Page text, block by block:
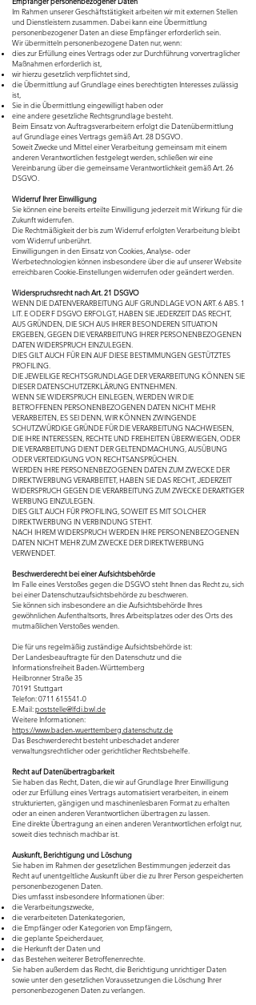
Im Rahmen unserer Geschäftstätigkeit arbeiten wir mit externen Stellen
und Dienstleistern zusammen. Dabei kann eine Übermittlung
personenbezogener Daten an diese Empfänger erforderlich sein.
Wir übermitteln personenbezogene Daten nur, wenn:
dies zur Erfüllung eines Vertrags oder zur Durchführung vorvertraglicher
Maßnahmen erforderlich ist,
wir hierzu gesetzlich verpflichtet sind,
die Übermittlung auf Grundlage eines berechtigten Interesses zulässig
ist,
Sie in die Übermittlung eingewilligt haben oder
eine andere gesetzliche Rechtsgrundlage besteht.
Beim Einsatz von Auftragsverarbeitern erfolgt die Datenübermittlung
auf Grundlage eines Vertrags gemäß Art. 28 DSGVO.
Soweit Zwecke und Mittel einer Verarbeitung gemeinsam mit einem
anderen Verantwortlichen festgelegt werden, schließen wir eine
Vereinbarung über die gemeinsame Verantwortlichkeit gemäß Art. 26
DSGVO.
Widerruf Ihrer Einwilligung
Sie können eine bereits erteilte Einwilligung jederzeit mit Wirkung für die
Zukunft widerrufen.
Die Rechtmäßigkeit der bis zum Widerruf erfolgten Verarbeitung bleibt
vom Widerruf unberührt.
Einwilligungen in den Einsatz von Cookies, Analyse- oder
Werbetechnologien können insbesondere über die auf unserer Website
erreichbaren Cookie-Einstellungen widerrufen oder geändert werden.
Widerspruchsrecht nach Art. 21 DSGVO
WENN DIE DATENVERARBEITUNG AUF GRUNDLAGE VON ART. 6 ABS. 1
LIT. E ODER F DSGVO ERFOLGT, HABEN SIE JEDERZEIT DAS RECHT,
AUS GRÜNDEN, DIE SICH AUS IHRER BESONDEREN SITUATION
ERGEBEN, GEGEN DIE VERARBEITUNG IHRER PERSONENBEZOGENEN
DATEN WIDERSPRUCH EINZULEGEN.
DIES GILT AUCH FÜR EIN AUF DIESE BESTIMMUNGEN GESTÜTZTES
PROFILING.
DIE JEWEILIGE RECHTSGRUNDLAGE DER VERARBEITUNG KÖNNEN SIE
DIESER DATENSCHUTZERKLÄRUNG ENTNEHMEN.
WENN SIE WIDERSPRUCH EINLEGEN, WERDEN WIR DIE
BETROFFENEN PERSONENBEZOGENEN DATEN NICHT MEHR
VERARBEITEN, ES SEI DENN, WIR KÖNNEN ZWINGENDE
SCHUTZWÜRDIGE GRÜNDE FÜR DIE VERARBEITUNG NACHWEISEN,
DIE IHRE INTERESSEN, RECHTE UND FREIHEITEN ÜBERWIEGEN, ODER
DIE VERARBEITUNG DIENT DER GELTENDMACHUNG, AUSÜBUNG
ODER VERTEIDIGUNG VON RECHTSANSPRÜCHEN.
WERDEN IHRE PERSONENBEZOGENEN DATEN ZUM ZWECKE DER
DIREKTWERBUNG VERARBEITET, HABEN SIE DAS RECHT, JEDERZEIT
WIDERSPRUCH GEGEN DIE VERARBEITUNG ZUM ZWECKE DERARTIGER
WERBUNG EINZULEGEN.
DIES GILT AUCH FÜR PROFILING, SOWEIT ES MIT SOLCHER
DIREKTWERBUNG IN VERBINDUNG STEHT.
NACH IHREM WIDERSPRUCH WERDEN IHRE PERSONENBEZOGENEN
DATEN NICHT MEHR ZUM ZWECKE DER DIREKTWERBUNG
VERWENDET.
Beschwerderecht bei einer Aufsichtsbehörde
Im Falle eines Verstoßes gegen die DSGVO steht Ihnen das Recht zu, sich
bei einer Datenschutzaufsichtsbehörde zu beschweren.
Sie können sich insbesondere an die Aufsichtsbehörde Ihres
gewöhnlichen Aufenthaltsorts, Ihres Arbeitsplatzes oder des Orts des
mutmaßlichen Verstoßes wenden.
Die für uns regelmäßig zuständige Aufsichtsbehörde ist:
Der Landesbeauftragte für den Datenschutz und die
Informationsfreiheit Baden-Württemberg
Heilbronner Straße 35
70191 Stuttgart
Telefon:0711 615541-0
E-Mail:poststelle@lfdi.bwl.de
Weitere Informationen:
https://www.baden-wuerttemberg.datenschutz.de
Das Beschwerderecht besteht unbeschadet anderer
verwaltungsrechtlicher oder gerichtlicher Rechtsbehelfe.
Recht auf Datenübertragbarkeit
Sie haben das Recht, Daten, die wir auf Grundlage Ihrer Einwilligung
oder zur Erfüllung eines Vertrags automatisiert verarbeiten, in einem
strukturierten, gängigen und maschinenlesbaren Format zu erhalten
oder an einen anderen Verantwortlichen übertragen zu lassen.
Eine direkte Übertragung an einen anderen Verantwortlichen erfolgt nur,
soweit dies technisch machbar ist.
Auskunft, Berichtigung und Löschung
Sie haben im Rahmen der gesetzlichen Bestimmungen jederzeit das
Recht auf unentgeltliche Auskunft über die zu Ihrer Person gespeicherten
personenbezogenen Daten.
Dies umfasst insbesondere Informationen über:
die Verarbeitungszwecke,
die verarbeiteten Datenkategorien,
die Empfänger oder Kategorien von Empfängern,
die geplante Speicherdauer,
die Herkunft der Daten und
das Bestehen weiterer Betroffenenrechte.
Sie haben außerdem das Recht, die Berichtigung unrichtiger Daten
sowie unter den gesetzlichen Voraussetzungen die Löschung Ihrer
personenbezogenen Daten zu verlangen.